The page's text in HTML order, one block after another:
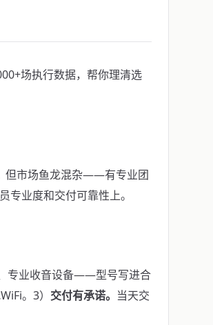
场执行数据，帮你理清选
但市场鱼龙混杂——有专业团
业度和交付可靠性上。
专业收音设备——型号写进合
。3） 交付有承诺。 当天交